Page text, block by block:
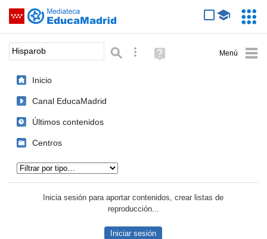
Saltar navegación
Palabra o frase: Búsqueda avanzada
Ayuda
(en
Inicio
Canal EducaMadrid
Últimos contenidos
Centros
Inicia sesión para aportar contenidos, crear listas de
reproducción...
Iniciar sesión